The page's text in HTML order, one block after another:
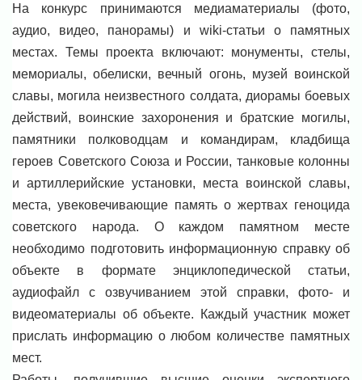
На конкурс принимаются медиаматериалы (фото,
аудио, видео, панорамы) и wiki-статьи о памятных
местах. Темы проекта включают: монументы, стелы,
мемориалы, обелиски, вечный огонь, музей воинской
славы, могила неизвестного солдата, диорамы боевых
действий, воинские захоронения и братские могилы,
памятники полководцам и командирам, кладбища
героев Советского Союза и России, танковые колонны
и артиллерийские установки, места воинской славы,
места, увековечивающие память о жертвах геноцида
советского народа. О каждом памятном месте
необходимо подготовить информационную справку об
объекте в формате энциклопедической статьи,
аудиофайл с озвучиванием этой справки, фото- и
видеоматериалы об объекте. Каждый участник может
прислать информацию о любом количестве памятных
мест.